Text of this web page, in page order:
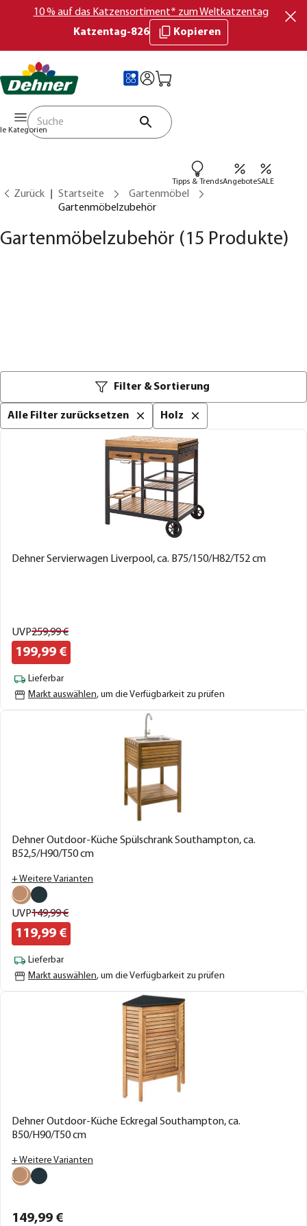
10 % auf das Katzensortiment* zum Weltkatzentag
Katzentag-826
Kopieren
Kategorien
Tipps & TrendsAngeboteSALE
Zurück Startseite
Gartenmöbel
Gartenmöbelzubehör
Gartenmöbelzubehör (15 Produkte)
Filter & Sortierung
Alle Filter zurücksetzen Holz
Dehner Servierwagen Liverpool, ca. B75/150/H82/T52 cm
UVP259,99€
199,99 €
Lieferbar
Markt auswählen, um die Verfügbarkeit zu prüfen
Dehner Outdoor-Küche Spülschrank Southampton, ca.
B52,5/H90/T50 cm
+ Weitere Varianten
UVP149,99€
119,99 €
Lieferbar
Markt auswählen, um die Verfügbarkeit zu prüfen
Dehner Outdoor-Küche Eckregal Southampton, ca.
B50/H90/T50 cm
+ Weitere Varianten
149,99 €